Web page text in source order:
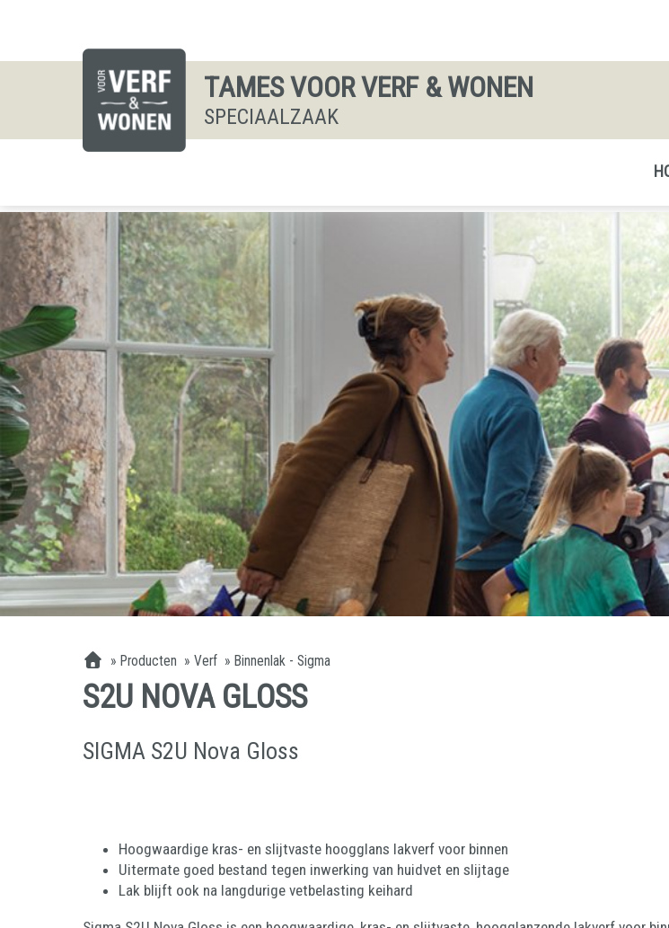
TAMES VOOR VERF & WONEN
SPECIAALZAAK
» Producten »Verf » Binnenlak - Sigma
S2U NOVA GLOSS
SIGMA S2U Nova Gloss
Hoogwaardige kras- en slijtvaste hoogglans lakverf voor binnen
Uitermate goed bestand tegen inwerking van huidvet en slijtage
Lak blijft ook na langdurige vetbelasting keihard